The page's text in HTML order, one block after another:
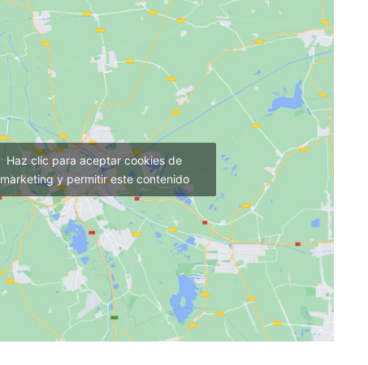
Haz clic para aceptar cookies de
marketing y permitir este contenido